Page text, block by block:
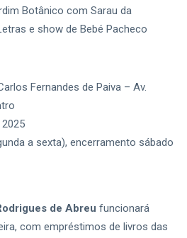
Botânico com Sarau da
e show de Bebé Pacheco
Fernandes de Paiva – Av.
a sexta), encerramento sábado
de Abreu funcionará
com empréstimos de livros das